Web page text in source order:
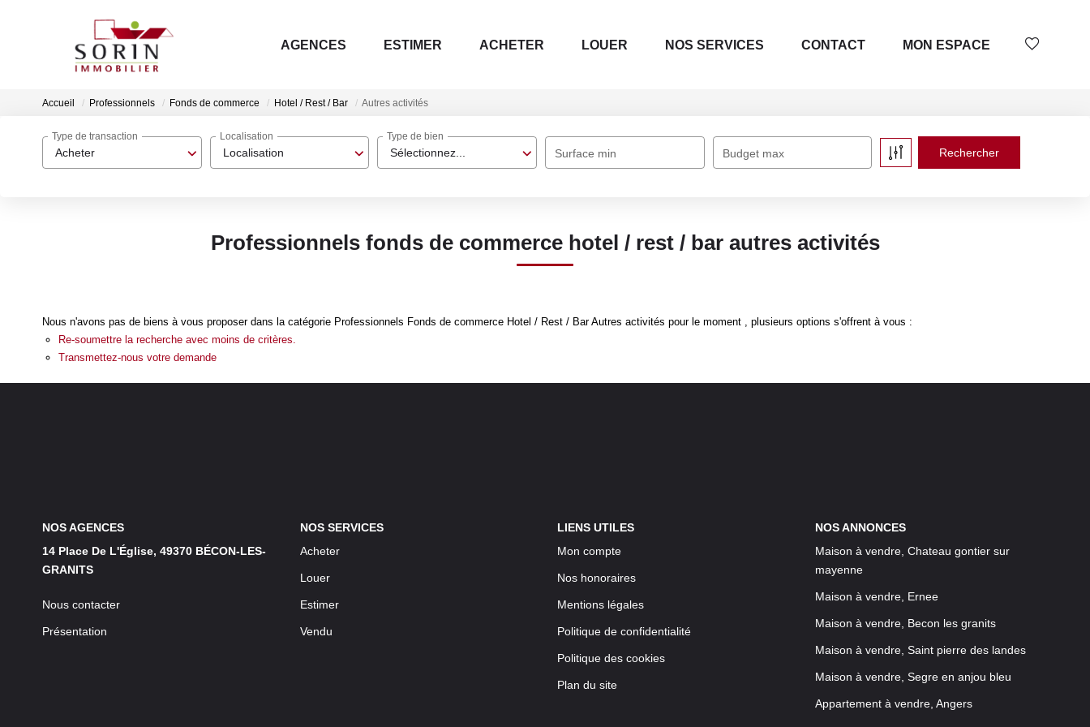
AGENCES ESTIMER ACHETER LOUER NOS SERVICES CONTACT MON ESPACE
Accueil Professionnels Fonds de commerce Hotel / Rest / Bar Autres activités
Acheter
Type de transaction
Localisation
Localisation
Sélectionnez...
Type de bien
Surface min Budget max
Professionnels fonds de commerce hotel / rest / bar autres activités
Nous n'avons pas de biens à vous proposer dans la catégorie Professionnels Fonds de commerce Hotel / Rest / Bar Autres activités pour le moment , plusieurs options s'offrent à vous :
Re-soumettre la recherche avec moins de critères.
Transmettez-nous votre demande
NOS AGENCES
14 Place De L'Église, 49370 BÉCON-LES-
GRANITS
Nous contacter
Présentation
NOS SERVICES
Acheter
Louer
Estimer
Vendu
LIENS UTILES
Mon compte
Nos honoraires
Mentions légales
Politique de confidentialité
Politique des cookies
Plan du site
NOS ANNONCES
Maison à vendre, Chateau gontier sur
mayenne
Maison à vendre, Ernee
Maison à vendre, Becon les granits
Maison à vendre, Saint pierre des landes
Maison à vendre, Segre en anjou bleu
Appartement à vendre, Angers